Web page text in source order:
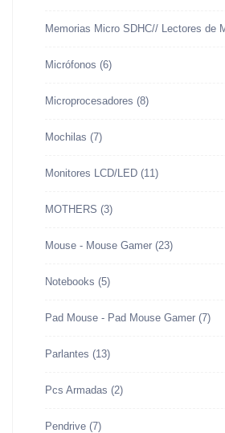
Memorias Micro SDHC// Lectores de
Micrófonos (6)
Microprocesadores (8)
Mochilas (7)
Monitores LCD/LED (11)
MOTHERS (3)
Mouse - Mouse Gamer (23)
Notebooks (5)
Pad Mouse - Pad Mouse Gamer (7)
Parlantes (13)
Pcs Armadas (2)
Pendrive (7)